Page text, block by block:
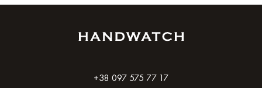
+38 097 575 77 17